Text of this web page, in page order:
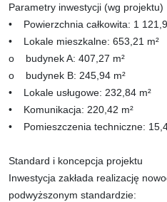
Parametry inwestycji (wg projektu)
• Powierzchnia całkowita: 1
• Lokale mieszkalne: 653,21 m²
o budynek A: 407,27 m²
o budynek B: 245,94 m²
• Lokale usługowe: 232,84 m²
• Komunikacja: 220,42 m²
• Pomieszczenia techniczne:
Standard i koncepcja projektu
Inwestycja zakłada realizację
podwyższonym standardzie: